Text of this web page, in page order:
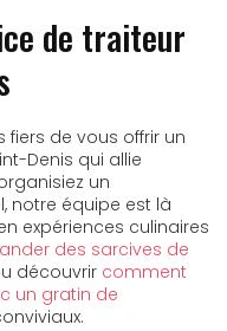
de traiteur
fiers de vous offrir un
Denis qui allie
un
notre équipe est là
expériences culinaires
des sarcives de
découvrir comment
un gratin de